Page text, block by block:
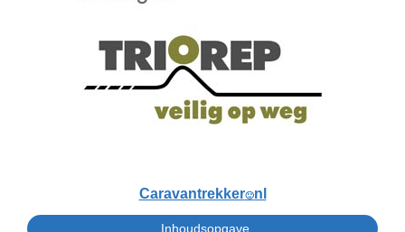
Caravantrekker🙂nl